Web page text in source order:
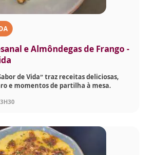
e Almôndegas de Frango -
de Vida” traz receitas deliciosas,
e momentos de partilha à mesa.